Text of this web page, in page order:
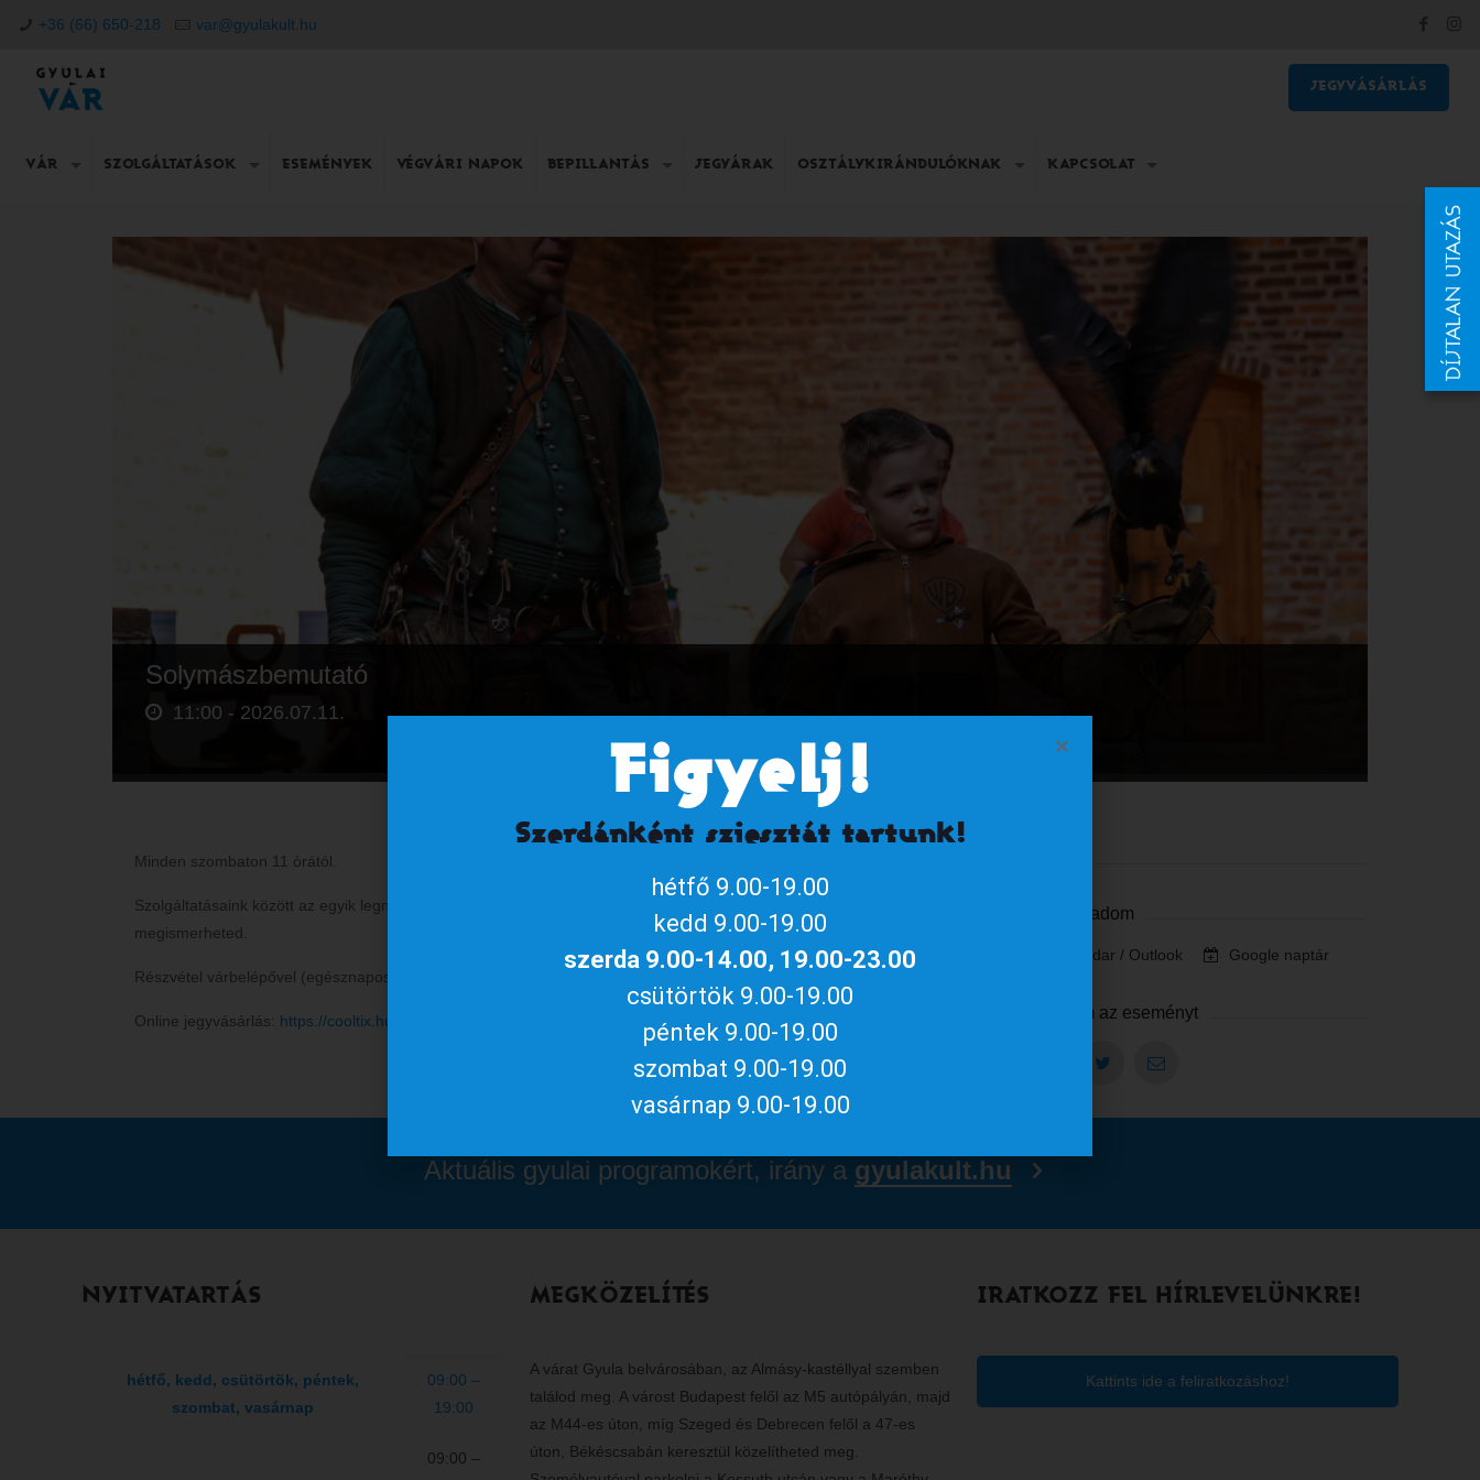
+36 (66) 650-218 var@gyulakult.hu
VÁR SZOLGÁLTATÁSOK ESEMÉNYEK VÉGVÁRI NAPOK BEPILLANTÁS JEGYÁRAK OSZTÁLYKIRÁNDULÓKNAK KAPCSOLAT
JEGYVÁSÁRLÁS
Solymászbemutató
11:00 - 2026.07.11.
Minden szombaton 11 órától.
Szolgáltatásaink között az egyik legnépszerűbb a solymászbemutató, amelyen a madarakat testközelből is
megismerheted.
Részvétel várbelépővel (egésznapos, többszöri belépéssel: +500 Ft/fő).
Online jegyvásárlás: https://cooltix.hu/event/639868cb5206f254943053e2
Naptárhoz adom
iCalendar / Outlook Google naptár
Megosztom az eseményt
Aktuális gyulai programokért, irány a gyulakult.hu
NYITVATARTÁS
hétfő, kedd, csütörtök, péntek,
szombat, vasárnap
09:00 –
19:00
09:00 –
MEGKÖZELÍTÉS
A várat Gyula belvárosában, az Almásy-kastéllyal szemben
találod meg. A várost Budapest felől az M5 autópályán, majd
az M44-es úton, míg Szeged és Debrecen felől a 47-es
úton, Békéscsabán keresztül közelítheted meg.
IRATKOZZ FEL HÍRLEVELÜNKRE!
Kattints ide a feliratkozáshoz!
Figyelj!
Szerdánként sziesztát tartunk!
hétfő 9.00-19.00
kedd 9.00-19.00
szerda 9.00-14.00, 19.00-23.00
csütörtök 9.00-19.00
péntek 9.00-19.00
szombat 9.00-19.00
vasárnap 9.00-19.00